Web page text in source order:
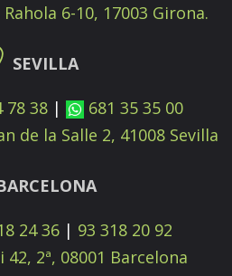
6-10, 17003 Girona.
SEVILLA
78 38 |
681 35 35 00
de la Salle 2, 41008 Sevilla
24 36| 93 318 20 92
42, 2ª, 08001 Barcelona